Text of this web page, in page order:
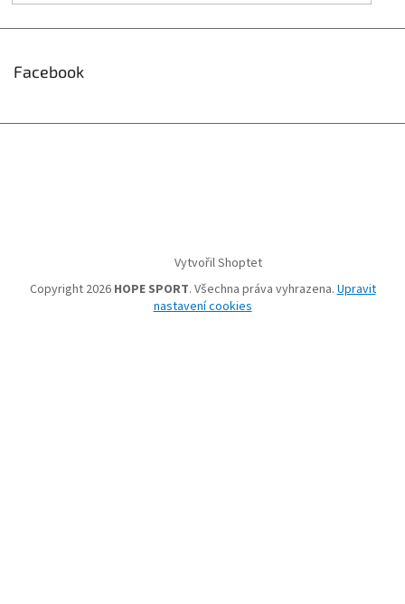
Facebook
Vytvořil Shoptet
Copyright 2026 HOPE SPORT. Všechna práva vyhrazena. Upravit
nastavení cookies